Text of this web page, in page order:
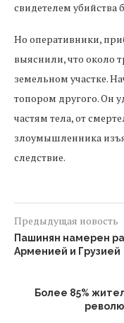
свидетелем убийства
Но оперативники,
выяснили, что около
земельном участке.
топором другого. Он
частям тела, от
злоумышленника
следствие.
Предыдущая новость
Пашинян намерен
Арменией и Грузией
Более 85%